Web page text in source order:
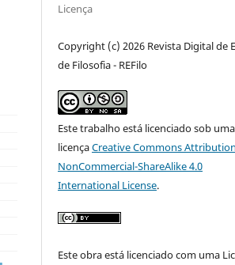
Licença
Copyright (c) 2026 Revista Digital de
de Filosofia - REFilo
Este trabalho está licenciado sob uma
licençaCreative Commons
NonCommercial-ShareAlike 4.0
International License.
Este obra está licenciado com uma